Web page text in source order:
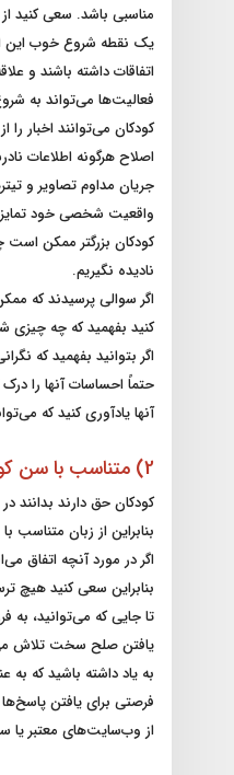
مناسبی باشد. سعی کنید
یک نقطه شروع خوب این
اتفاقات داشته باشند و
فعالیت‌ها می‌تواند به
کودکان می‌توانند اخبار
اصلاح هرگونه اطلاعات
جریان مداوم تصاویر و
واقعیت شخصی خود تمایز
کودکان بزرگتر ممکن است
نادیده نگیریم.
اگر سوالی پرسیدند که
کنید بفهمید که چه چیزی
اگر بتوانید بفهمید که
حتماً احساسات آنها را
آنها یادآوری کنید که
2) متناسب با سن کودک حرف بزنید
کودکان حق دارند بدانند
بنابراین از زبان
اگر در مورد آنچه اتفاق
بنابراین سعی کنید هیچ
تا جایی که می‌توانید، به
یافتن صلح سخت تلاش
به یاد داشته باشید که
فرصتی برای یافتن پاسخ‌ها
از وب‌سایت‌های معتبر یا